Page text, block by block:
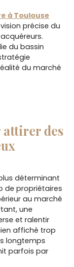
à Toulouse
précise du
du bassin
du marché
des
déterminant
de propriétaires
au marché
une
et ralentir
affiché trop
longtemps
parfois par